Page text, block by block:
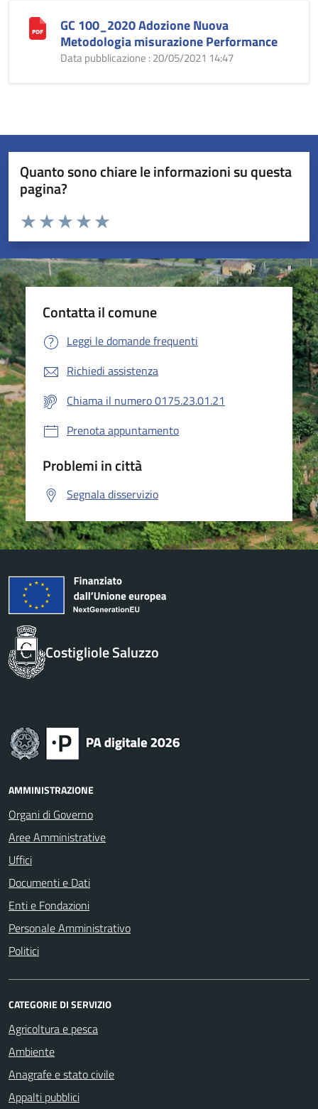
GC 100_2020 Adozione Nuova
Metodologia misurazione Performance
Data pubblicazione : 20/05/2021 14:47
Quanto sono chiare le informazioni su questa
pagina?
Valuta da 1 a 5 stelle la pagina
Valuta 5 stelle su 5
Valuta 4 stelle su 5
Valuta 3 stelle su 5
Valuta 2 stelle su 5
Valuta 1 stelle su 5
Contatta il comune
Leggi le domande frequenti
Richiedi assistenza
Chiama il numero 0175.23.01.21
Prenota appuntamento
Problemi in città
Segnala disservizio
Costigliole Saluzzo
AMMINISTRAZIONE
Organi di Governo
Aree Amministrative
Uffici
Documenti e Dati
Enti e Fondazioni
Personale Amministrativo
Politici
CATEGORIE DI SERVIZIO
Agricoltura e pesca
Ambiente
Anagrafe e stato civile
Appalti pubblici